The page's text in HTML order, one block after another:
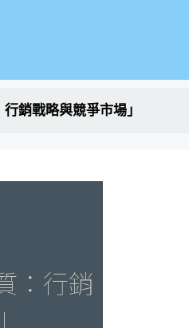
銷戰略與競爭市場」